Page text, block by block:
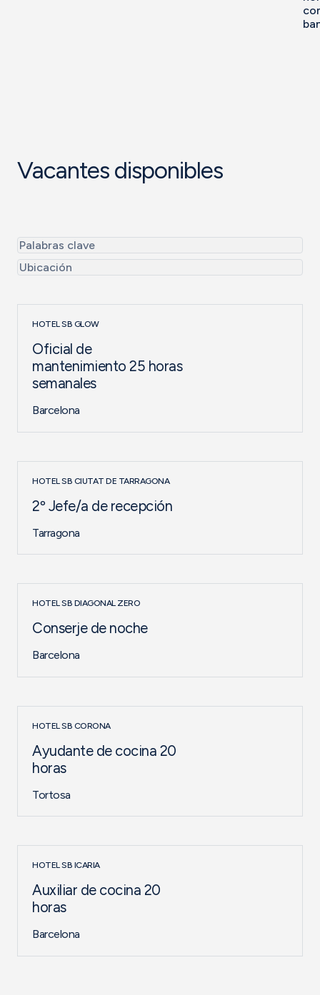
Vacantes disponibles
Oficial de
mantenimiento 25 horas
semanales
HOTEL SB GLOW
Barcelona
2º Jefe/a de recepción
HOTEL SB CIUTAT DE TARRAGONA
Tarragona
Conserje de noche
HOTEL SB DIAGONAL ZERO
Barcelona
Ayudante de cocina 20
horas
HOTEL SB CORONA
Tortosa
Auxiliar de cocina 20
horas
HOTEL SB ICARIA
Barcelona